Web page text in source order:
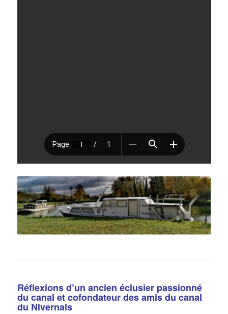
Réflexions d’un ancien éclusier passionné
du canal et cofondateur des amis du canal
du Nivernais